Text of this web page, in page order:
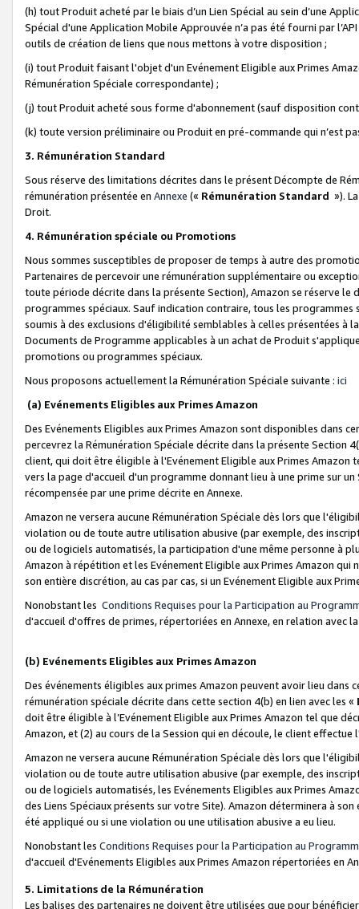
(h) tout Produit acheté par le biais d’un Lien Spécial au sein d’une
Spécial d'une Application Mobile Approuvée n’a pas été fourni par
outils de création de liens que nous mettons à votre disposition ;
(i) tout Produit faisant l'objet d'un Evénement Eligible aux Primes
Rémunération Spéciale correspondante) ;
(j) tout Produit acheté sous forme d'abonnement (sauf disposition
(k) toute version préliminaire ou Produit en pré-commande qui n’est
3. Rémunération Standard
Sous réserve des limitations décrites dans le présent Décompte de
rémunération présentée en Annexe (« Rémunération Standard »).
Droit.
4. Rémunération spéciale ou Promotions
Nous sommes susceptibles de proposer de temps à autre des
Partenaires de percevoir une rémunération supplémentaire ou
toute période décrite dans la présente Section), Amazon se réserve
programmes spéciaux. Sauf indication contraire, tous les
soumis à des exclusions d'éligibilité semblables à celles présentées à
Documents de Programme applicables à un achat de Produit
promotions ou programmes spéciaux.
Nous proposons actuellement la Rémunération Spéciale suivante : ici
(a) Evénements Eligibles aux Primes Amazon
Des Evénements Eligibles aux Primes Amazon sont disponibles dans
percevrez la Rémunération Spéciale décrite dans la présente Section
client, qui doit être éligible à l'Evénement Eligible aux Primes Amazon
vers la page d'accueil d'un programme donnant lieu à une prime sur
récompensée par une prime décrite en Annexe.
Amazon ne versera aucune Rémunération Spéciale dès lors que
violation ou de toute autre utilisation abusive (par exemple, des
ou de logiciels automatisés, la participation d'une même personne à
Amazon à répétition et les Evénement Eligible aux Primes Amazon qui
son entière discrétion, au cas par cas, si un Evénement Eligible aux
Nonobstant les Conditions Requises pour la Participation au
d'accueil d'offres de primes, répertoriées en Annexe, en relation avec
(b) Evénements Eligibles aux Primes Amazon
Des événements éligibles aux primes Amazon peuvent avoir lieu dans
rémunération spéciale décrite dans cette section 4(b) en lien avec les «
doit être éligible à l’Evénement Eligible aux Primes Amazon tel que
Amazon, et (2) au cours de la Session qui en découle, le client
Amazon ne versera aucune Rémunération Spéciale dès lors que
violation ou de toute autre utilisation abusive (par exemple, des
ou de logiciels automatisés, les Evénements Eligibles aux Primes
des Liens Spéciaux présents sur votre Site). Amazon déterminera à
été appliqué ou si une violation ou une utilisation abusive a eu lieu.
Nonobstant les Conditions Requises pour la Participation au
d'accueil d'Evénements Eligibles aux Primes Amazon répertoriées en
5. Limitations de la Rémunération
Les balises des partenaires ne doivent être utilisées que pour